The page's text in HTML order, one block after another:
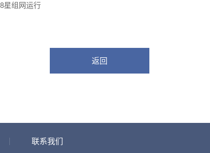
星组网运行
返回
联系我们